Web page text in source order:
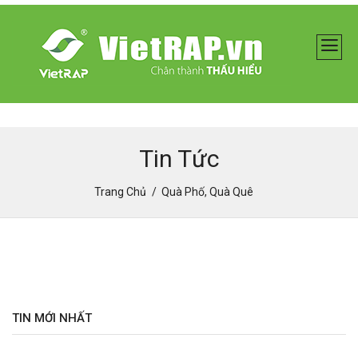
Tin Tức
Trang Chủ Quà Phố, Quà Quê
TIN MỚI NHẤT